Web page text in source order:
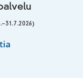
Suomisport